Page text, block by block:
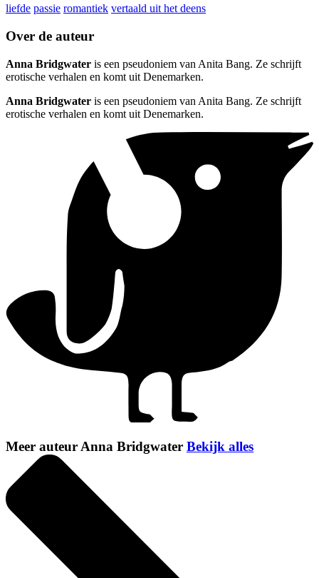
liefde passie romantiek vertaald uit het deens
Over de auteur
Anna Bridgwater is een pseudoniem van Anita Bang. Ze schrijft
erotische verhalen en komt uit Denemarken.
Anna Bridgwater is een pseudoniem van Anita Bang. Ze schrijft
erotische verhalen en komt uit Denemarken.
Meer auteur Anna Bridgwater Bekijk alles